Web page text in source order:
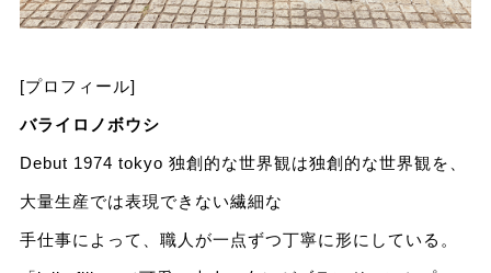
[プロフィール]
バライロノボウシ
Debut 1974 tokyo 独創的な世界観は独創的な世界観を、
大量生産では表現できない繊細な
手仕事によって、職⼈が⼀点ずつ丁寧に形にしている。